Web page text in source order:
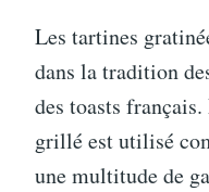
Les tartines
dans la tradition
des toasts
grillé est utilisé
une multitude de